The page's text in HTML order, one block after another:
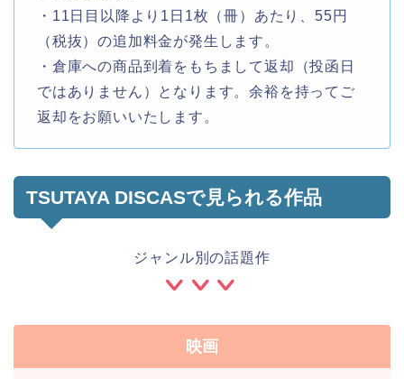
・11日目以降より1日1枚（冊）あたり、55円
（税抜）の追加料金が発生します。
・倉庫への商品到着をもちまして返却（投函日
ではありません）となります。余裕を持ってご
返却をお願いいたします。
TSUTAYA DISCASで見られる作品
ジャンル別の話題作
映画